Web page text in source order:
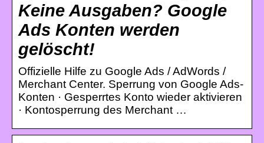
Keine Ausgaben? Google
Ads Konten werden
gelöscht!
Offizielle Hilfe zu Google Ads / AdWords /
Merchant Center. Sperrung von Google Ads-
Konten · Gesperrtes Konto wieder aktivieren
· Kontosperrung des Merchant …